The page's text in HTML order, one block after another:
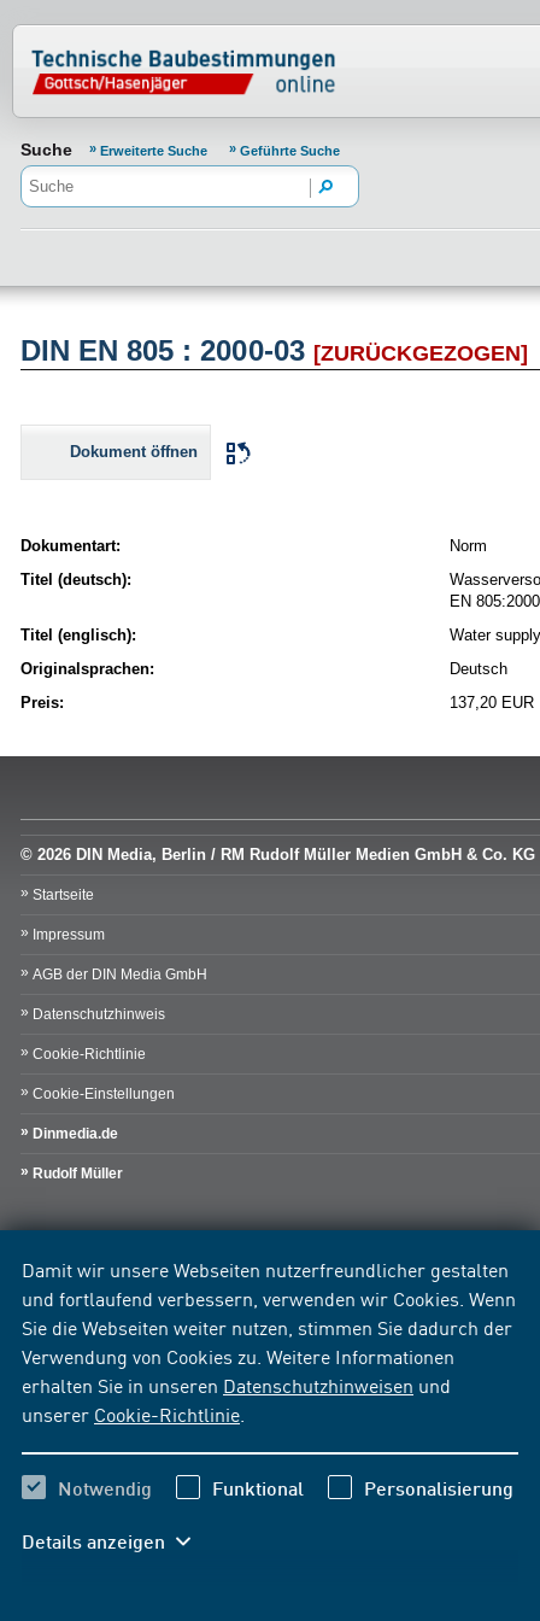
Damit wir unsere Webseiten nutzerfreundlicher gestalten
und fortlaufend verbessern, verwenden wir Cookies. Wenn
Sie die Webseiten weiter nutzen, stimmen Sie dadurch der
Verwendung von Cookies zu. Weitere Informationen
erhalten Sie in unseren Datenschutzhinweisen und
unserer Cookie-Richtlinie
Notwendig Funktional Personalisierung
Details anzeigen
Normenportal Barrierefreiheit
Suche Erweiterte Suche Geführte Suche
DIN EN 805 : 2000-03 [ZURÜCKGEZOGEN]
Dokument öffnen
Dokumentart:
Norm
Titel (deutsch):
EN 805:2000
Titel (englisch):
Water
Originalsprachen:
Deutsch
Preis:
137,20 EUR
© 2026 DIN Media, Berlin / RM Rudolf Müller Medien GmbH & Co. KG
Startseite
Impressum
AGB der DIN Media GmbH
Datenschutzhinweis
Cookie-Richtlinie
Cookie-Einstellungen
Dinmedia.de
Rudolf Müller